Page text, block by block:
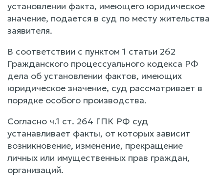
установлении факта, имеющего юридическое
значение, подается в суд по месту жительства
заявителя.
В соответствии с пунктом 1 статьи 262
Гражданского процессуального кодекса РФ
дела об установлении фактов, имеющих
юридическое значение, суд рассматривает в
порядке особого производства.
Согласно ч.1 ст. 264 ГПК РФ суд
устанавливает факты, от которых зависит
возникновение, изменение, прекращение
личных или имущественных прав граждан,
организаций.